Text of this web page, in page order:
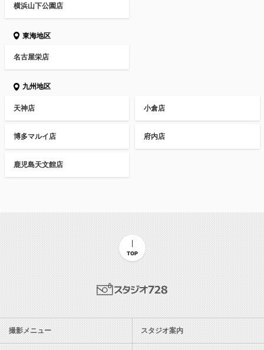
横浜山下公園店
東海地区
名古屋栄店
九州地区
天神店 小倉店
博多マルイ店 府内店
鹿児島天文館店
TOP
スタジオ728
撮影メニュー スタジオ案内